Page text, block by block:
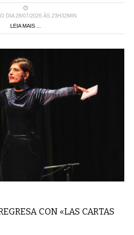
DIA 28/07/2026 ÀS 23H32MIN
LEIA MAIS ...
CON «LAS CARTAS